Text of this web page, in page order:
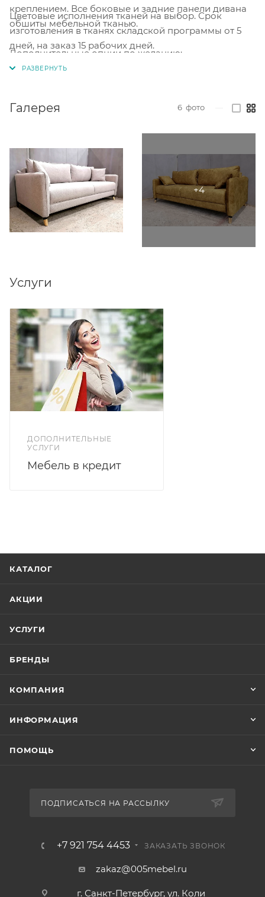
креплением. Все боковые и задние панели дивана
обшиты мебельной тканью.
Дополнительные опции по желанию:
Цветовые исполнения тканей на выбор. Срок
изготовления в тканях складской программы от 5
дней, на заказ 15 рабочих дней.
Галерея 6 фото
Услуги
ДОПОЛНИТЕЛЬНЫЕ
УСЛУГИ
Мебель в кредит
КАТАЛОГ
АКЦИИ
УСЛУГИ
БРЕНДЫ
КОМПАНИЯ
ИНФОРМАЦИЯ
ПОМОЩЬ
ПОДПИСАТЬСЯ НА РАССЫЛКУ
+7 921 754 4453 ЗАКАЗАТЬ ЗВОНОК
zakaz@005mebel.ru
г. Санкт-Петербург, ул. Коли